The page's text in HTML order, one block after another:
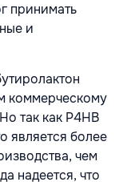
принимать
и
коммерческому
так как P4HB
является более
чем
надеется, что